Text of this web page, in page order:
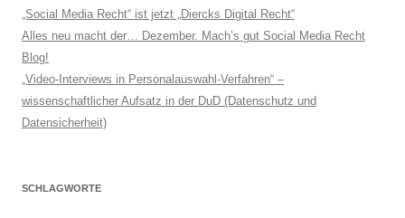
„Social Media Recht“ ist jetzt „Diercks Digital Recht“
Alles neu macht der… Dezember. Mach’s gut Social Media Recht
Blog!
„Video-Interviews in Personalauswahl-Verfahren“ –
wissenschaftlicher Aufsatz in der DuD (Datenschutz und
Datensicherheit)
SCHLAGWORTE